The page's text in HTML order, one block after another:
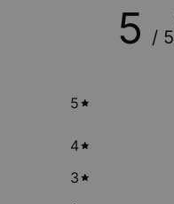
5 / 5
5
4
3